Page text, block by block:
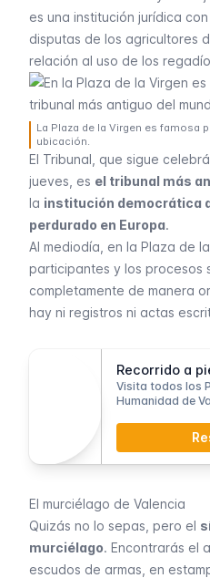
es una institución jurídica
disputas de los agricultores
relación al uso de los
La Plaza de la Virgen es famosa
ubicación.
El Tribunal, que sigue
jueves, es el tribunal más
la institución democrática
perdurado en Europa.
Al mediodía, en la Plaza de
participantes y los procesos
completamente de manera
hay ni registros ni actas
Visita todos los
Humanidad de
El murciélago de Valencia
Quizás no lo sepas, pero el
murciélago. Encontrarás el
escudos de armas, en